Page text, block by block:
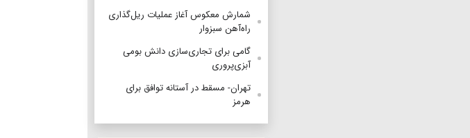
شمارش معکوس آغاز عملیات ریل‌گذاری
راه‌آهن سبزوار
گامی برای تجاری‌سازی دانش بومی
آبزی‌پروری
تهران- مسقط در آستانه توافق برای
هرمز